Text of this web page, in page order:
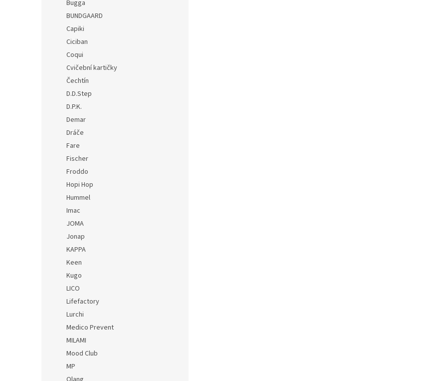
Bugga
BUNDGAARD
Capiki
Ciciban
Coqui
Cvičební kartičky
Čechtín
D.D.Step
D.P.K.
Demar
Dráče
Fare
Fischer
Froddo
Hopi Hop
Hummel
Imac
JOMA
Jonap
KAPPA
Keen
Kugo
LICO
Lifefactory
Lurchi
Medico Prevent
MILAMI
Mood Club
MP